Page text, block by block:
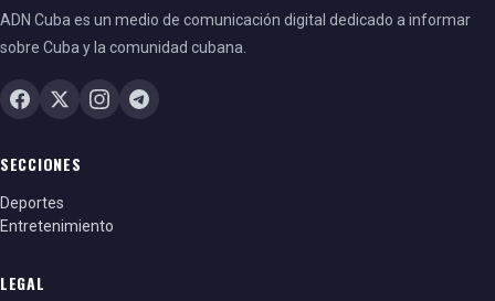
ADN Cuba es un medio de comunicación digital dedicado a informar
sobre Cuba y la comunidad cubana.
SECCIONES
Deportes
Entretenimiento
LEGAL